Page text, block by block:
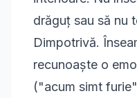
drăguț sau să nu
Dimpotrivă.
recunoaște o
("acum simt